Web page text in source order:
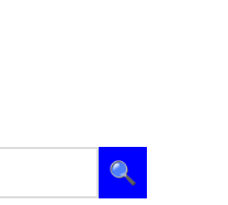
🔍